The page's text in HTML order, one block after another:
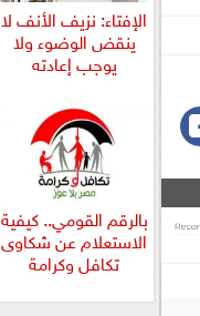
الإفتاء: نزيف الأنف لا
ينقض الوضوء ولا
يوجب إعادته
بالرقم القومي.. كيفية
الاستعلام عن شكاوى
تكافل وكرامة